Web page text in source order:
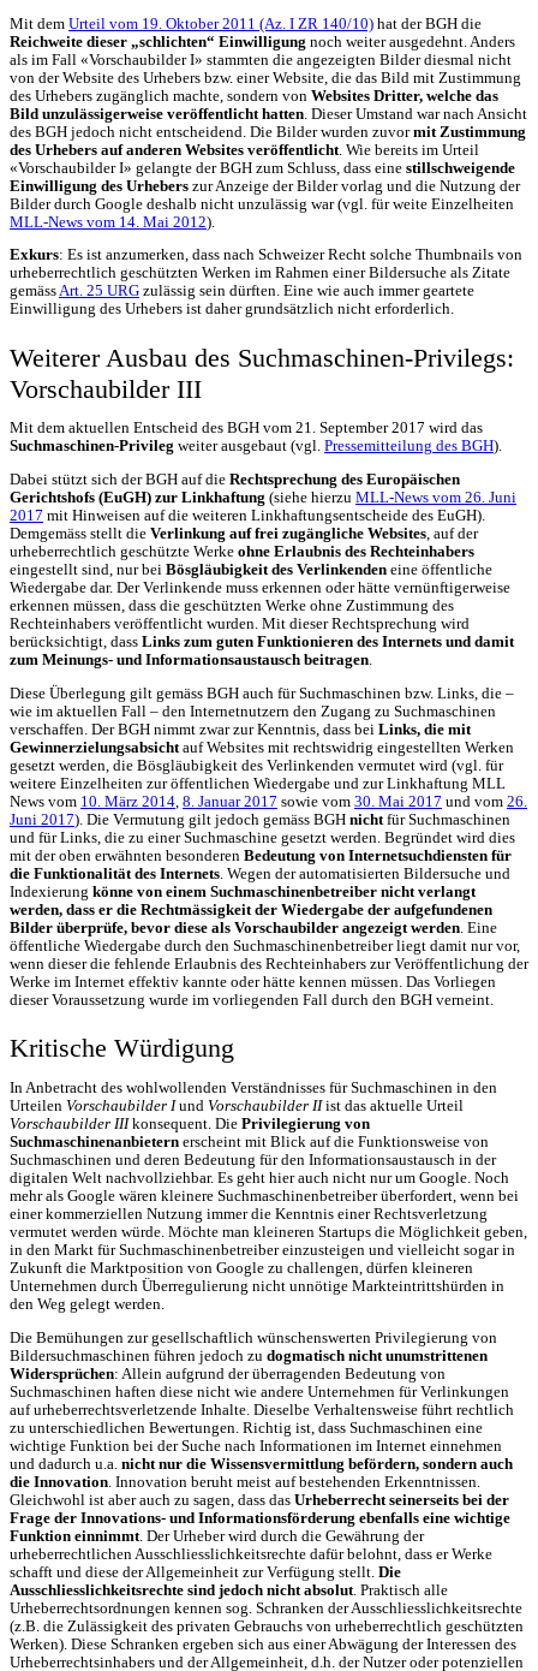
Mit dem Urteil vom 19. Oktober 2011 (Az. I ZR 140/10) hat der BGH die
Reichweite dieser „schlichten“ Einwilligung noch weiter ausgedehnt. Anders
als im Fall «Vorschaubilder I» stammten die angezeigten Bilder diesmal nicht
von der Website des Urhebers bzw. einer Website, die das Bild mit Zustimmung
des Urhebers zugänglich machte, sondern von Websites Dritter, welche das
Bild unzulässigerweise veröffentlicht hatten . Dieser Umstand war nach Ansicht
des BGH jedoch nicht entscheidend. Die Bilder wurden zuvormit Zustimmung
des Urhebers auf anderen Websites veröffentlicht . Wie bereits im Urteil
«Vorschaubilder I» gelangte der BGH zum Schluss, dass eine stillschweigende
Einwilligung des Urhebers zur Anzeige der Bilder vorlag und die Nutzung der
Bilder durch Google deshalb nicht unzulässig war (vgl. für weite Einzelheiten
MLL-News vom 14. Mai 2012).
Exkurs: Es ist anzumerken, dass nach Schweizer Recht solche Thumbnails von
urheberrechtlich geschützten Werken im Rahmen einer Bildersuche als Zitate
gemässArt. 25 URG zulässig sein dürften. Eine wie auch immer geartete
Einwilligung des Urhebers ist daher grundsätzlich nicht erforderlich.
Weiterer Ausbau des Suchmaschinen-Privilegs:
Vorschaubilder III
Mit dem aktuellen Entscheid des BGH vom 21. September 2017 wird das
Suchmaschinen-Privileg weiter ausgebaut (vgl. Pressemitteilung des BGH).
Dabei stützt sich der BGH auf die Rechtsprechung des Europäischen
Gerichtshofs (EuGH) zur Linkhaftung (siehe hierzu MLL-News vom 26. Juni
2017 mit Hinweisen auf die weiteren Linkhaftungsentscheide des EuGH).
Demgemäss stellt die Verlinkung auf frei zugängliche Websites, auf der
urheberrechtlich geschützte Werke ohne Erlaubnis des Rechteinhabers
eingestellt sind, nur bei Bösgläubigkeit des Verlinkenden eine öffentliche
Wiedergabe dar. Der Verlinkende muss erkennen oder hätte vernünftigerweise
erkennen müssen, dass die geschützten Werke ohne Zustimmung des
Rechteinhabers veröffentlicht wurden. Mit dieser Rechtsprechung wird
berücksichtigt, dass Links zum guten Funktionieren des Internets und damit
zum Meinungs- und Informationsaustausch beitragen.
Diese Überlegung gilt gemäss BGH auch für Suchmaschinen bzw. Links, die –
wie im aktuellen Fall – den Internetnutzern den Zugang zu Suchmaschinen
verschaffen. Der BGH nimmt zwar zur Kenntnis, dass bei Links, die mit
Gewinnerzielungsabsichtauf Websites mit rechtswidrig eingestellten Werken
gesetzt werden, die Bösgläubigkeit des Verlinkenden vermutet wird (vgl. für
weitere Einzelheiten zur öffentlichen Wiedergabe und zur Linkhaftung MLL
News vom 10. März 2014, 8. Januar 2017 sowie vom 30. Mai 2017 und vom 26.
Juni 2017). Die Vermutung gilt jedoch gemäss BGH nichtfür Suchmaschinen
und für Links, die zu einer Suchmaschine gesetzt werden. Begründet wird dies
mit der oben erwähnten besonderen Bedeutung von Internetsuchdiensten für
die Funktionalität des Internets. Wegen der automatisierten Bildersuche und
Indexierung könne von einem Suchmaschinenbetreiber nicht verlangt
werden, dass er die Rechtmässigkeit der Wiedergabe der aufgefundenen
Bilder überprüfe, bevor diese als Vorschaubilder angezeigt werden. Eine
öffentliche Wiedergabe durch den Suchmaschinenbetreiber liegt damit nur vor,
wenn dieser die fehlende Erlaubnis des Rechteinhabers zur Veröffentlichung der
Werke im Internet effektiv kannte oder hätte kennen müssen. Das Vorliegen
dieser Voraussetzung wurde im vorliegenden Fall durch den BGH verneint.
Kritische Würdigung
In Anbetracht des wohlwollenden Verständnisses für Suchmaschinen in den
Urteilen Vorschaubilder Iund Vorschaubilder IIist das aktuelle Urteil
Vorschaubilder IIIkonsequent. Die Privilegierung von
Suchmaschinenanbietern erscheint mit Blick auf die Funktionsweise von
Suchmaschinen und deren Bedeutung für den Informationsaustausch in der
digitalen Welt nachvollziehbar. Es geht hier auch nicht nur um Google. Noch
mehr als Google wären kleinere Suchmaschinenbetreiber überfordert, wenn bei
einer kommerziellen Nutzung immer die Kenntnis einer Rechtsverletzung
vermutet werden würde. Möchte man kleineren Startups die Möglichkeit geben,
in den Markt für Suchmaschinenbetreiber einzusteigen und vielleicht sogar in
Zukunft die Marktposition von Google zu challengen, dürfen kleineren
Unternehmen durch Überregulierung nicht unnötige Markteintrittshürden in
den Weg gelegt werden.
Die Bemühungen zur gesellschaftlich wünschenswerten Privilegierung von
Bildersuchmaschinen führen jedoch zu dogmatisch nicht unumstrittenen
Widersprüchen: Allein aufgrund der überragenden Bedeutung von
Suchmaschinen haften diese nicht wie andere Unternehmen für Verlinkungen
auf urheberrechtsverletzende Inhalte. Dieselbe Verhaltensweise führt rechtlich
zu unterschiedlichen Bewertungen. Richtig ist, dass Suchmaschinen eine
wichtige Funktion bei der Suche nach Informationen im Internet einnehmen
und dadurch u.a. nicht nur die Wissensvermittlung befördern, sondern auch
die Innovation . Innovation beruht meist auf bestehenden Erkenntnissen.
Gleichwohl ist aber auch zu sagen, dass das Urheberrecht seinerseits bei der
Frage der Innovations- und Informationsförderung ebenfalls eine wichtige
Funktion einnimmt . Der Urheber wird durch die Gewährung der
urheberrechtlichen Ausschliesslichkeitsrechte dafür belohnt, dass er Werke
schafft und diese der Allgemeinheit zur Verfügung stellt. Die
Ausschliesslichkeitsrechte sind jedoch nicht absolut . Praktisch alle
Urheberrechtsordnungen kennen sog. Schranken der Ausschliesslichkeitsrechte
(z.B. die Zulässigkeit des privaten Gebrauchs von urheberrechtlich geschützten
Werken). Diese Schranken ergeben sich aus einer Abwägung der Interessen des
Urheberrechtsinhabers und der Allgemeinheit, d.h. der Nutzer oder potenziellen